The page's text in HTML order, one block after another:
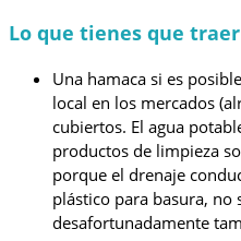
Lo que tienes que traer
Una hamaca si es
local en los mercados
cubiertos. El agua
productos de limpieza
porque el drenaje
plástico para basura, no
desafortunadamente